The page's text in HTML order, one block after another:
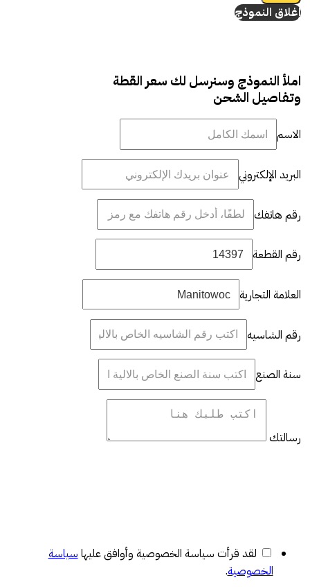
إغلاق النموذج
املأ النموذج وسنرسل لك سعر القطة
وتفاصيل الشحن
الاسم
البريد الإلكتروني
رقم هاتفك
رقم القطعة
العلامة التجارية
رقم الشاسيه
سنة الصنع
رسالتك
لقد قرأت سياسة الخصوصية وأوافق عليها سياسة
الخصوصية.